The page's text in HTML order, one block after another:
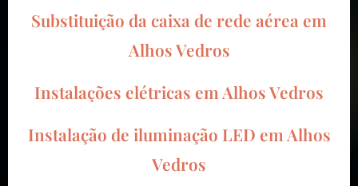
Substituição da caixa de rede aérea em
Alhos Vedros
Instalações elétricas em Alhos Vedros
Instalação de iluminação LED em Alhos
Vedros